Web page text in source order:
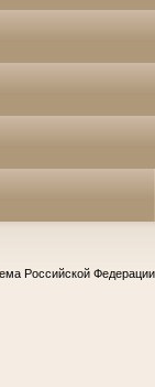
Российской